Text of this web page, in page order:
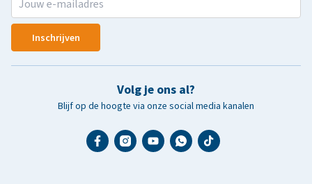
Inschrijven
Volg je ons al?
Blijf op de hoogte via onze social media kanalen